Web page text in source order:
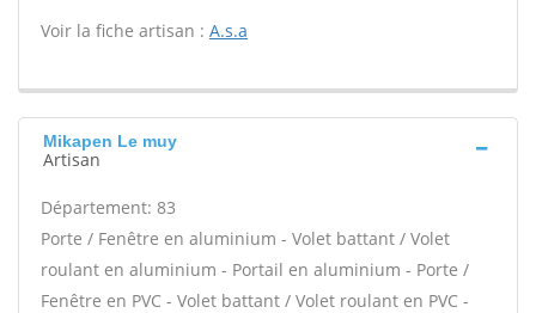
Voir la fiche artisan : A.s.a
Mikapen Le muy
Artisan
Département: 83
Porte / Fenêtre en aluminium - Volet battant / Volet
roulant en aluminium - Portail en aluminium - Porte /
Fenêtre en PVC - Volet battant / Volet roulant en PVC -